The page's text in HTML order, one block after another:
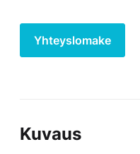
Yhteyslomake
Kuvaus